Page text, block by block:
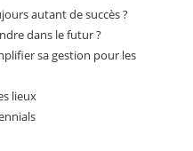
autant de succès ?
dans le futur ?
sa gestion pour les
lieux